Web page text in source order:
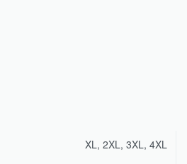
XL, 2XL, 3XL, 4XL